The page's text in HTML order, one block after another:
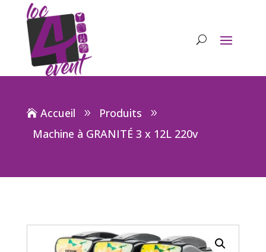
Accueil
Produits
Machine à GRANITÉ 3 x 12L 220v